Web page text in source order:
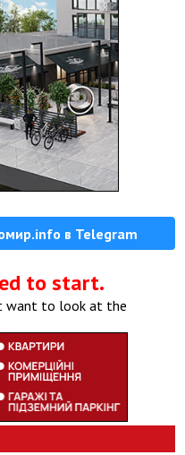
в Telegram
to start.
want to look at the